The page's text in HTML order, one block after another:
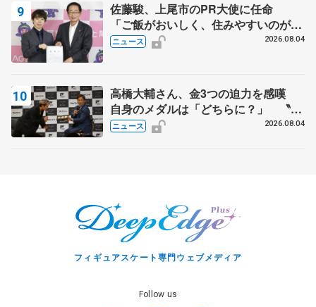
佐藤駿、上尾市のPR大使に任命
「ご飯がおいしく、住みやすいのが魅
力」
ニュース 2026.08.04
高橋大輔さん、金3つの迫力を感嘆
自身のメダルは「どちらに？」 〝リ
ス兄弟〟オリンピック3連覇の野村忠
ニュース 2026.08.04
フィギュアスケート専門ウェブメディア
Follow us